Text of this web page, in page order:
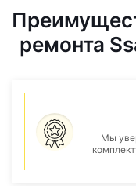
ремонта
Мы